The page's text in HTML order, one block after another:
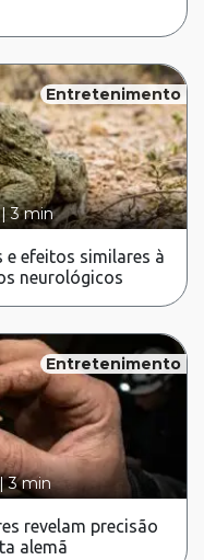
Entretenimento
3 min
e efeitos similares à
neurológicos
Entretenimento
3 min
revelam precisão
alemã